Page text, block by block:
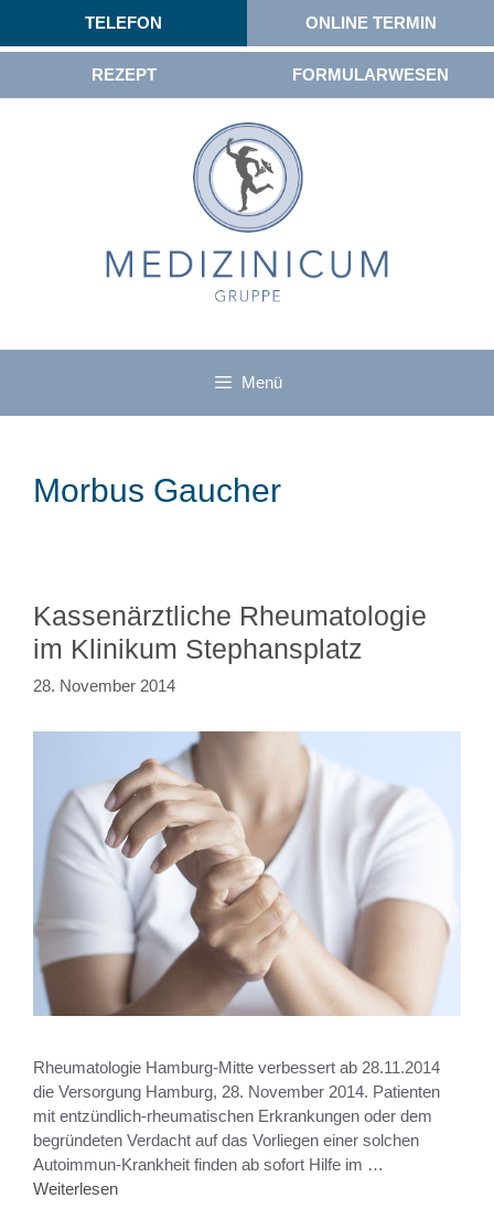
Menü
Morbus Gaucher
Kassenärztliche Rheumatologie
im Klinikum Stephansplatz
28. November 2014
Rheumatologie Hamburg-Mitte verbessert ab 28.11.2014
die Versorgung Hamburg, 28. November 2014. Patienten
mit entzündlich-rheumatischen Erkrankungen oder dem
begründeten Verdacht auf das Vorliegen einer solchen
Autoimmun-Krankheit finden ab sofort Hilfe im …
Weiterlesen
TELEFON ONLINE TERMIN
REZEPT FORMULARWESEN